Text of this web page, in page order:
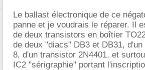
Le ballast électronique de ce
panne et je voudrais le réparer. Il
de deux transistors en boîtier
de deux "diacs" DB3 et DB31,
8, d'un transistor 2N4401, et
IC2 "sérigraphie" portant